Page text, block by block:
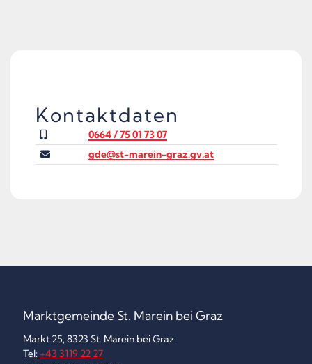
Kontaktdaten
0664 / 75 01 73 07
gde@st-marein-graz.gv.at
Marktgemeinde St. Marein bei Graz
Markt 25, 8323 St. Marein bei Graz
Tel: +43 3119 22 27